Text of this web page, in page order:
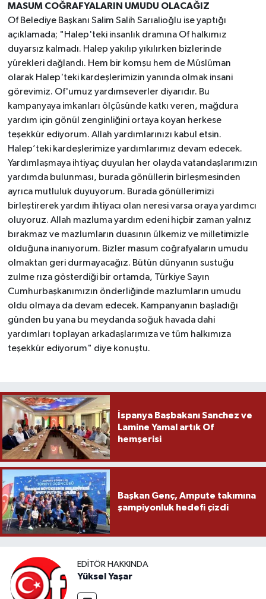
MASUM COĞRAFYALARIN UMUDU OLACAĞIZ
Of Belediye Başkanı Salim Salih Sarıalioğlu ise yaptığı
açıklamada; "Halep'teki insanlık dramına Of halkımız
duyarsız kalmadı. Halep yakılıp yıkılırken bizlerinde
yürekleri dağlandı. Hem bir komşu hem de Müslüman
olarak Halep'teki kardeşlerimizin yanında olmak insani
görevimiz. Of'umuz yardımseverler diyarıdır. Bu
kampanyaya imkanları ölçüsünde katkı veren, mağdura
yardım için gönül zenginliğini ortaya koyan herkese
teşekkür ediyorum. Allah yardımlarınızı kabul etsin.
Halep’teki kardeşlerimize yardımlarımız devam edecek.
Yardımlaşmaya ihtiyaç duyulan her olayda vatandaşlarımızın
yardımda bulunması, burada gönüllerin birleşmesinden
ayrıca mutluluk duyuyorum. Burada gönüllerimizi
birleştirerek yardım ihtiyacı olan neresi varsa oraya yardımcı
oluyoruz. Allah mazluma yardım edeni hiçbir zaman yalnız
bırakmaz ve mazlumların duasının ülkemiz ve milletimizle
olduğuna inanıyorum. Bizler masum coğrafyaların umudu
olmaktan geri durmayacağız. Bütün dünyanın sustuğu
zulme rıza gösterdiği bir ortamda, Türkiye Sayın
Cumhurbaşkanımızın önderliğinde mazlumların umudu
oldu olmaya da devam edecek. Kampanyanın başladığı
günden bu yana bu meydanda soğuk havada dahi
yardımları toplayan arkadaşlarımıza ve tüm halkımıza
teşekkür ediyorum" diye konuştu.
İspanya Başbakanı Sanchez ve
Lamine Yamal artık Of
hemşerisi
Başkan Genç, Ampute takımına
şampiyonluk hedefi çizdi
EDITÖR HAKKINDA
Yüksel Yaşar